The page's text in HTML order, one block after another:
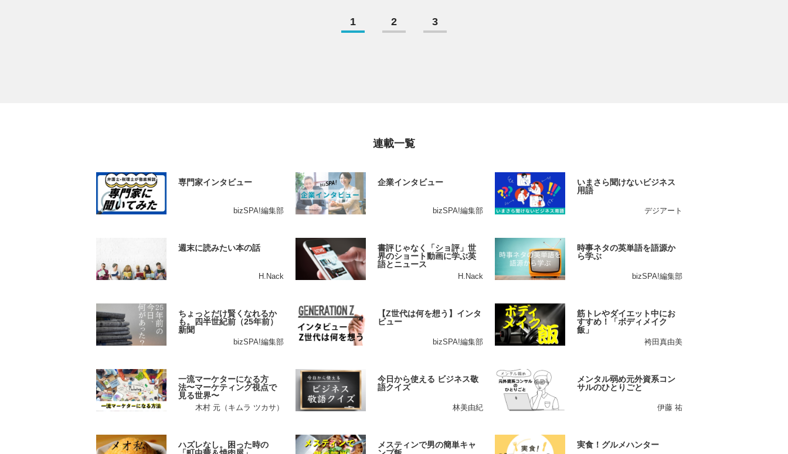
1 2 3
連載一覧
専門家インタビュー
bizSPA!編集部
企業インタビュー
bizSPA!編集部
いまさら聞けないビジネス
用語
デジアート
週末に読みたい本の話
H.Nack
書評じゃなく「ショ評」世
界のショート動画に学ぶ英
語とニュース
H.Nack
時事ネタの英単語を語源か
ら学ぶ
bizSPA!編集部
ちょっとだけ賢くなれるか
も。四半世紀前（25年前）
新聞
bizSPA!編集部
【Z世代は何を想う】インタ
ビュー
bizSPA!編集部
筋トレやダイエット中にお
すすめ！「ボディメイク
飯」
袴田真由美
一流マーケターになる方
法〜マーケティング視点で
見る世界〜
木村 元（キムラ ツカサ）
今日から使える ビジネス敬
語クイズ
林美由紀
メンタル弱め元外資系コン
サルのひとりごと
伊藤 祐
ハズレなし。困った時の
メスティンで男の簡単キャ
実食！グルメハンター